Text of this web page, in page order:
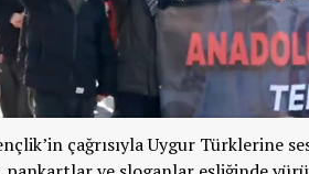
çağrısıyla Uygur Türklerine